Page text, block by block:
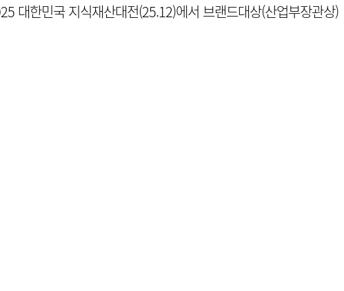
대한민국 지식재산대전(25.12)에서 브랜드대상(산업부장관상)